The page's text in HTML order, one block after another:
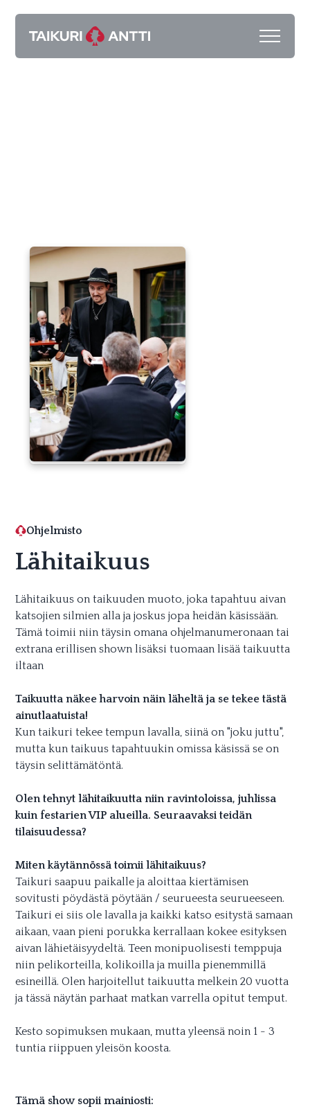
Ohjelmisto
Lähitaikuus
Lähitaikuus on taikuuden muoto, joka tapahtuu aivan
katsojien silmien alla ja joskus jopa heidän käsissään.
Tämä toimii niin täysin omana ohjelmanumeronaan tai
extrana erillisen shown lisäksi tuomaan lisää taikuutta
iltaan
Taikuutta näkee harvoin näin läheltä ja se tekee tästä
ainutlaatuista!
Kun taikuri tekee tempun lavalla, siinä on "joku juttu",
mutta kun taikuus tapahtuukin omissa käsissä se on
täysin selittämätöntä.
Olen tehnyt lähitaikuutta niin ravintoloissa, juhlissa
kuin festarien VIP alueilla. Seuraavaksi teidän
tilaisuudessa?
Miten käytännössä toimii lähitaikuus?
Taikuri saapuu paikalle ja aloittaa kiertämisen
sovitusti pöydästä pöytään / seurueesta seurueeseen.
Taikuri ei siis ole lavalla ja kaikki katso esitystä samaan
aikaan, vaan pieni porukka kerrallaan kokee esityksen
aivan lähietäisyydeltä. Teen monipuolisesti temppuja
niin pelikorteilla, kolikoilla ja muilla pienemmillä
esineillä. Olen harjoitellut taikuutta melkein 20 vuotta
ja tässä näytän parhaat matkan varrella opitut temput.
Kesto sopimuksen mukaan, mutta yleensä noin 1 - 3
tuntia riippuen yleisön koosta.
Tämä show sopii mainiosti: